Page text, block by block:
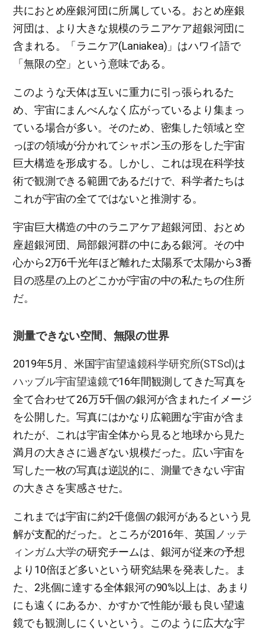
共におとめ座銀河団に所属している。おとめ座銀
河団は、より大きな規模のラニアケア超銀河団に
含まれる。「ラニケア(Laniakea)」はハワイ語で
「無限の空」という意味である。
このような天体は互いに重力に引っ張られるた
め、宇宙にまんべんなく広がっているより集まっ
ている場合が多い。そのため、密集した領域と空
っぽの領域が分かれてシャボン玉の形をした宇宙
巨大構造を形成する。しかし、これは現在科学技
術で観測できる範囲であるだけで、科学者たちは
これが宇宙の全てではないと推測する。
宇宙巨大構造の中のラニアケア超銀河団、おとめ
座超銀河団、局部銀河群の中にある銀河。その中
心から2万6千光年ほど離れた太陽系で太陽から3番
目の惑星の上のどこかが宇宙の中の私たちの住所
だ。
測量できない空間、無限の世界
2019年5月、米国宇宙望遠鏡科学研究所(STScl)は
ハッブル宇宙望遠鏡で16年間観測してきた写真を
全て合わせて26万5千個の銀河が含まれたイメージ
を公開した。写真にはかなり広範囲な宇宙が含ま
れたが、これは宇宙全体から見ると地球から見た
満月の大きさに過ぎない規模だった。広い宇宙を
写した一枚の写真は逆説的に、測量できない宇宙
の大きさを実感させた。
これまでは宇宙に約2千億個の銀河があるという見
解が支配的だった。ところが2016年、英国 ノッテ
ィンガム大学の研究チームは、銀河が従来の予想
より10倍ほど多いという研究結果を発表した。ま
た、2兆個に達する全体銀河の90%以上は、あまり
にも遠くにあるか、かすかで性能が最も良い望遠
鏡でも観測しにくいという。このように広大な宇